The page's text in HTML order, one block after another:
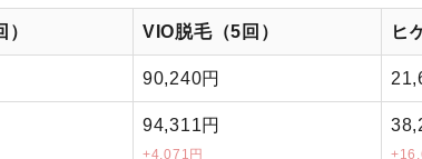
VIO脱毛（5回） ヒ
90,240円
94,311円
+4,071円